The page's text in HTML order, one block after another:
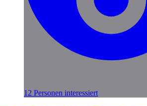
12 Personen interessiert